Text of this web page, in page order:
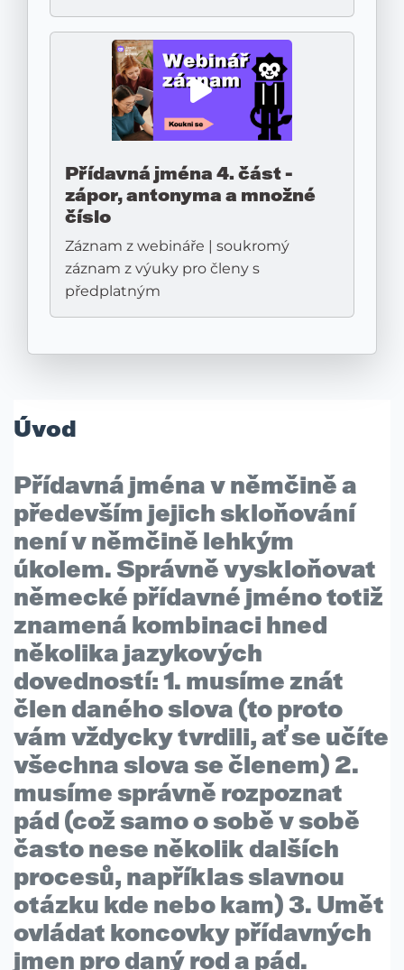
Přídavná jména 4. část -
zápor, antonyma a množné
číslo
Záznam z webináře | soukromý
záznam z výuky pro členy s
předplatným
Úvod
Přídavná jména v němčině a
především jejich skloňování
není v němčině lehkým
úkolem. Správně vyskloňovat
německé přídavné jméno totiž
znamená kombinaci hned
několika jazykových
dovedností: 1. musíme znát
člen daného slova (to proto
vám vždycky tvrdili, ať se učíte
všechna slova se členem) 2.
musíme správně rozpoznat
pád (což samo o sobě v sobě
často nese několik dalších
procesů, napříklas slavnou
otázku kde nebo kam) 3. Umět
ovládat koncovky přídavných
jmen pro daný rod a pád.